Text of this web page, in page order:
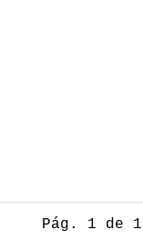
Pág. 1 de